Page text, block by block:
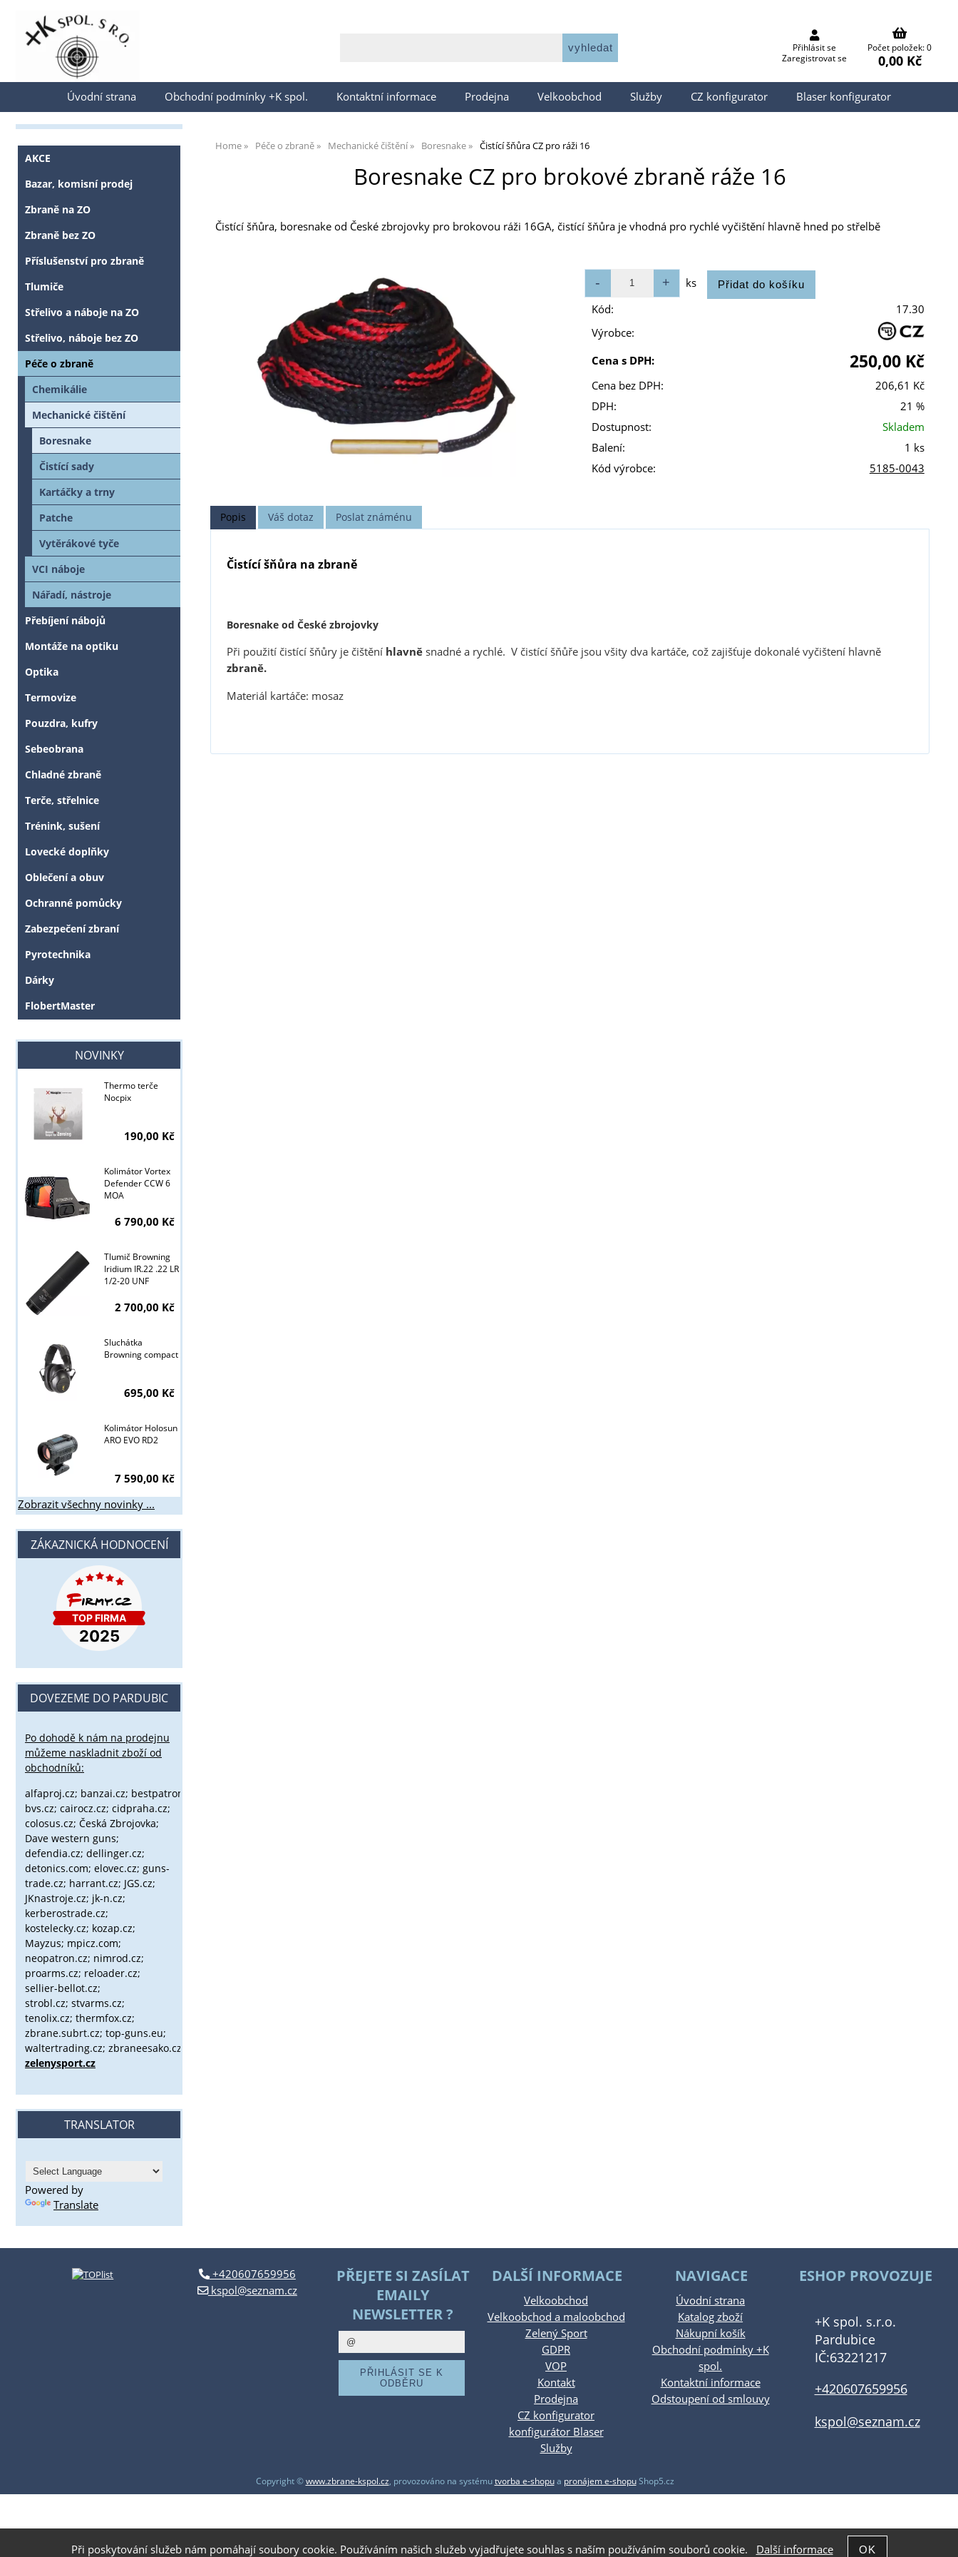
Přihlásit se
Přihlásit se
Zaregistrovat se
Počet položek: 0
0,00 Kč
Úvodní strana Obchodní podmínky +K spol. Kontaktní informace Prodejna Velkoobchod Služby CZ konfigurator Blaser konfigurator
Home Péče o zbraně Mechanické čištění Boresnake Čistící šňůra CZ pro ráži 16
Boresnake CZ pro brokové zbraně ráže 16
Čistící šňůra, boresnake od České zbrojovky pro brokovou ráži 16GA, čistící šňůra je vhodná pro rychlé vyčištění hlavně hned po střelbě
ks
Kód:
17.30
Výrobce:
Cena s DPH:
250,00 Kč
Cena bez DPH:
206,61 Kč
DPH:
21 %
Dostupnost:
Skladem
Balení:
1 ks
Kód výrobce:
5185-0043
Popis Váš dotaz Poslat známénu
Čistící šňůra na zbraně
Boresnake od České zbrojovky
Při použití čistící šňůry je čištění hlavněsnadné a rychlé. V čistící šňůře jsou všity dva kartáče, což zajišťuje dokonalé vyčištení hlavně
zbraně.
Materiál kartáče: mosaz
AKCE
Bazar, komisní prodej
Zbraně na ZO
Zbraně bez ZO
Příslušenství pro zbraně
Tlumiče
Střelivo a náboje na ZO
Střelivo, náboje bez ZO
Péče o zbraně
Chemikálie
Mechanické čištění
Boresnake
Čistící sady
Kartáčky a trny
Patche
Vytěrákové tyče
VCI náboje
Nářadí, nástroje
Přebíjení nábojů
Montáže na optiku
Optika
Termovize
Pouzdra, kufry
Sebeobrana
Chladné zbraně
Terče, střelnice
Trénink, sušení
Lovecké doplňky
Oblečení a obuv
Ochranné pomůcky
Zabezpečení zbraní
Pyrotechnika
Dárky
FlobertMaster
NOVINKY
Thermo terče
Nocpix
190,00 Kč
Kolimátor Vortex
Defender CCW 6
MOA
6 790,00 Kč
Tlumič Browning
Iridium IR.22 .22 LR
1/2-20 UNF
2 700,00 Kč
Sluchátka
Browning compact
695,00 Kč
Kolimátor Holosun
ARO EVO RD2
7 590,00 Kč
Zobrazit všechny novinky ...
ZÁKAZNICKÁ HODNOCENÍ
DOVEZEME DO PARDUBIC
Po dohodě k nám na prodejnu
můžeme naskladnit zboží od
obchodníků:
alfaproj.cz; banzai.cz; bestpatron.eu;
bvs.cz; cairocz.cz; cidpraha.cz;
colosus.cz; Česká Zbrojovka;
Dave western guns;
defendia.cz; dellinger.cz;
detonics.com; elovec.cz; guns-
trade.cz; harrant.cz; JGS.cz;
JKnastroje.cz; jk-n.cz;
kerberostrade.cz;
kostelecky.cz; kozap.cz;
Mayzus; mpicz.com;
neopatron.cz; nimrod.cz;
proarms.cz; reloader.cz;
sellier-bellot.cz;
strobl.cz; stvarms.cz;
tenolix.cz; thermfox.cz;
zbrane.subrt.cz; top-guns.eu;
waltertrading.cz; zbraneesako.cz;
zelenysport.cz
TRANSLATOR
Powered by
Translate
+420607659956
kspol@seznam.cz
PŘEJETE SI ZASÍLAT
EMAILY
NEWSLETTER ?
DALŠÍ INFORMACE
Velkoobchod
Velkoobchod a maloobchod
Zelený Sport
GDPR
VOP
Kontakt
Prodejna
CZ konfigurator
konfigurátor Blaser
Služby
NAVIGACE
Úvodní strana
Katalog zboží
Nákupní košík
Obchodní podmínky +K
spol.
Kontaktní informace
Odstoupení od smlouvy
ESHOP PROVOZUJE
+K spol. s.r.o.
Pardubice
IČ:63221217
+420607659956
kspol@seznam.cz
Copyright ©www.zbrane-kspol.cz, provozováno na systémutvorba e-shopua pronájem e-shopuShop5.cz
Při poskytování služeb nám pomáhají soubory cookie. Používáním našich služeb vyjadřujete souhlas s naším používáním souborů cookie. Další informace